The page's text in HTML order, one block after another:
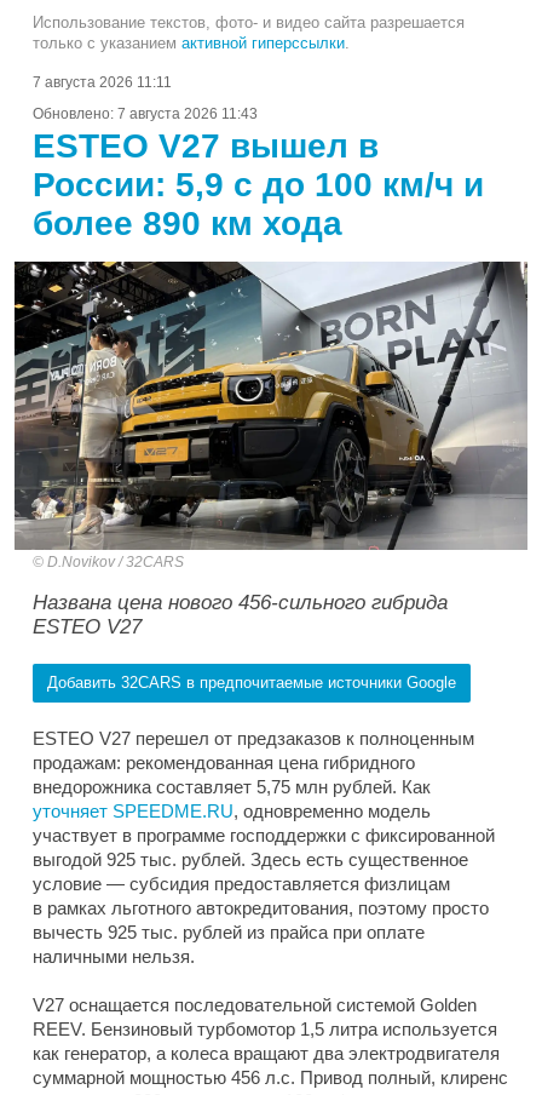
Использование текстов, фото- и видео сайта разрешается
только с указанием активной гиперссылки
7 августа 2026 11:11
Обновлено: 7 августа 2026 11:43
ESTEO V27 вышел в
России: 5,9 с до 100 км/ч и
более 890 км хода
D.Novikov / 32CARS
Названа цена нового 456-сильного гибрида
ESTEO V27
Добавить 32CARS в предпочитаемые источники Google
ESTEO V27 перешел от предзаказов к полноценным
продажам: рекомендованная цена гибридного
внедорожника составляет 5,75 млн рублей. Как
уточняет SPEEDME.RU, одновременно модель
участвует в программе господдержки с фиксированной
выгодой 925 тыс. рублей. Здесь есть существенное
условие — субсидия предоставляется физлицам
в рамках льготного автокредитования, поэтому просто
вычесть 925 тыс. рублей из прайса при оплате
наличными нельзя.
V27 оснащается последовательной системой Golden
REEV. Бензиновый турбомотор 1,5 литра используется
как генератор, а колеса вращают два электродвигателя
суммарной мощностью 456 л.с. Привод полный, клиренс